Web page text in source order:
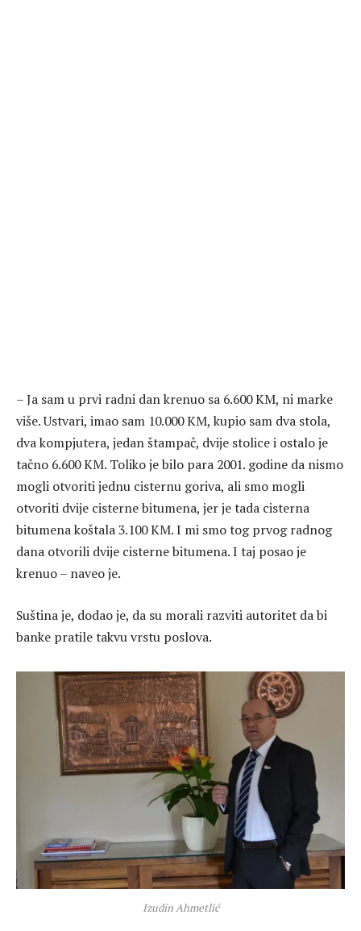
– Ja sam u prvi radni dan krenuo sa 6.600 KM, ni marke
više. Ustvari, imao sam 10.000 KM, kupio sam dva stola,
dva kompjutera, jedan štampač, dvije stolice i ostalo je
tačno 6.600 KM. Toliko je bilo para 2001. godine da nismo
mogli otvoriti jednu cisternu goriva, ali smo mogli
otvoriti dvije cisterne bitumena, jer je tada cisterna
bitumena koštala 3.100 KM. I mi smo tog prvog radnog
dana otvorili dvije cisterne bitumena. I taj posao je
krenuo – naveo je.
Suština je, dodao je, da su morali razviti autoritet da bi
banke pratile takvu vrstu poslova.
Izudin Ahmetlić